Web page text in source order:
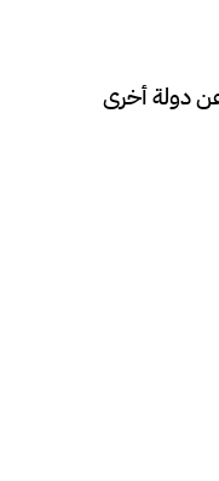
عن دولة أخرى